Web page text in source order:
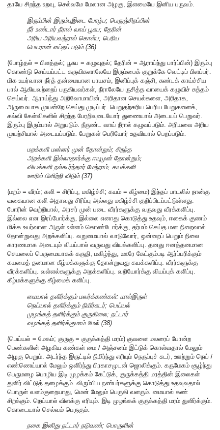
தாயே சிறந்த உறவு, செல்வமே மேலான அழகு, இளமையே இனிய பருவம்.
இரும்பின் இரும்புஇடை போழ்ப; பெருஞ்சிறப்பின்
நீர் உண்டார் நீரால் வாய் பூசுப; தேரின்
அரிய அரியவற்றால் கொள்ப; பெரிய
பெயரான் எய்தப் படும் (36)
(போழ்தல் = பிளத்தல்; பூசுப = கழுவுதல்; தேரின் = ஆராய்ந்து பார்ப்பின்) இரும்பு
கொண்டு செய்யப்பட்ட கருவிகளாலேயே இரும்பைக் குறுக்கே வெட்டிப் பிளப்பர்.
மிக உயர்வான நீர்த் தன்மையான பாயசம், இனிப்புக் கஞ்சி, சுண்டக் காய்ச்சிய
பால் ஆகியவற்றைப் பருகியவர்கள், நீராலேயே ருசித்த வாயைக் கழுவிச் சுத்தம்
செய்வர். ஆராய்ந்து அறிவோமாயின், அரிதான செயல்களை, அரிதாக,
அருமையாக முயன்றே செய்து முடிப்பர். பெறுதற்கரிய பெரிய பேறுகளைக்,
கல்வி கேள்விகளில் சிறந்த பேரறிவுடையோர் துணையால் அடையப் பெறுவர்.
இரும்பு இரும்பால் அறுபடும். நீருண்ட வாய் நீரால் கழுவப்படும். அரியவை அரிய
முயற்சியால் அடையப்படும். பேறுகள் பெரியோர் உதவியால் பெறப்படும்.
மறக்களி மன்னர் முன் தோன்றும்; சிறந்த
அறக்களி இல்லாதார்க்கு ஈயுமுன் தோன்றும்;
வியக்களி நல்கூர்ந்தார் மேற்றாம்; கயக்களி
ஊரில் பிளிற்றி விடும் (37)
(மறம் = வீரம்; களி = சிரிப்பு, மகிழ்ச்சி; கயம் = கீழ்மை) இந்தப் பாடலில் நான்கு
வகையான களி அதாவது சிரிப்பு அல்லது மகிழ்ச்சி குறிப்பிடப்பட்டுள்ளது.
போரின் வெற்றியால், அரசர் முன் படை வீரர்களுக்கு வருவது வீரக்களிப்பு.
இல்லை என இரப்போர்க்கு, இல்லை எனாது கொடுத்து உதவும், ஈகைக் குணம்
மிக்க உயர்வான அருள் உள்ளம் கொண்டோர்க்கு, தர்மம் செய்த மன நிறைவால்
தோன்றுவது அறக்களிப்பு. வறுமையால் வாடுவோர், ஒன்றைப் பெறும் நிலை
காரணமாக அடையும் வியப்பால் வருவது வியக்களிப்பு. தனது ஈனத்தனமான
செயலைப் பெருமையாகக் கருதி, மகிழ்ந்து, ஊரே கேட்கும்படி ஆர்ப்பரிக்கும்
கயமைத் தனமான கீழ்மக்களுக்கு தோன்றுவது கயக்களிப்பு. வீரர்களுக்கு
வீரக்களிப்பு. வள்ளல்களுக்கு அறக்களிப்பு. வறியோர்க்கு வியப்புக் களிப்பு.
கீழ்மக்களுக்கு கீழ்மைக் களிப்பு.
மையால் தளிர்க்கும் மலர்க்கண்கள்: மால்இருள்
நெய்யால் தளிர்க்கும் நிமிர்சுடர்; பெய்யல்
முழங்கத் தளிர்க்கும் குருகிலை; நட்டார்
வழங்கத் தளிர்க்குமாம் மேல் (38)
(பெய்யல் = மேகம்; குருகு = குருக்கத்தி மரம்) குவளை மலரைப் போன்ற
பெண்களின் அழகிய கண்கள் மை / அஞ்சனம் இட்டுக் கொள்வதால் மேலும்
அழகு பெறும். அடர்ந்த இருட்டில் நிமிர்ந்து எரியும் நெருப்புச் சுடர், ஊற்றும் நெய் /
எண்ணெய்யால் மேலும் ஒளிர்ந்து பிரகாசமுடன் ஜொலிக்கும். கருமேகம் சூழ்ந்து
பெருமழை பொழிய இடி முழக்கம் கேட்டுக், குருக்கத்தி மரத்தின் இலைகள்
துளிர் விட்டுத் தழைக்கும். விரும்பிய நண்பர்களுக்கு கொடுத்து உதவுவதால்
பொருள் வளம்குறையாது, மென் மேலும் பெருகி வளரும். மையால் கண்
சிறக்கும். நெய்யால் விளக்கு எரியும். இடி முழங்கக் குருக்கத்தி மரம் துளிர்க்கும்.
கொடையால் செல்வம் பெருகும்.
நகை இனிது நட்டார் நடுவண்; பொருளின்